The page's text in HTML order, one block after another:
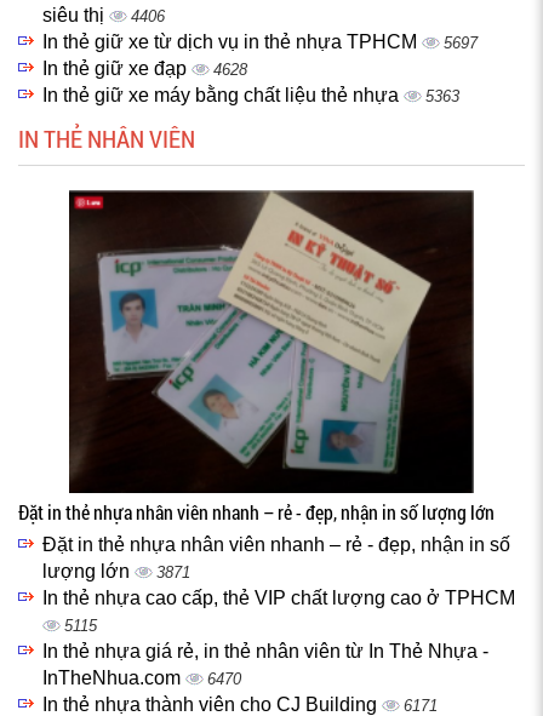
siêu thị
4406
In thẻ giữ xe từ dịch vụ in thẻ nhựa TPHCM 5697
In thẻ giữ xe đạp 4628
In thẻ giữ xe máy bằng chất liệu thẻ nhựa 5363
IN THẺ NHÂN VIÊN
Đặt in thẻ nhựa nhân viên nhanh – rẻ - đẹp, nhận in số lượng lớn
Đặt in thẻ nhựa nhân viên nhanh – rẻ - đẹp, nhận in số
lượng lớn
3871
In thẻ nhựa cao cấp, thẻ VIP chất lượng cao ở TPHCM
5115
In thẻ nhựa giá rẻ, in thẻ nhân viên từ In Thẻ Nhựa -
InTheNhua.com
6470
In thẻ nhựa thành viên cho CJ Building 6171